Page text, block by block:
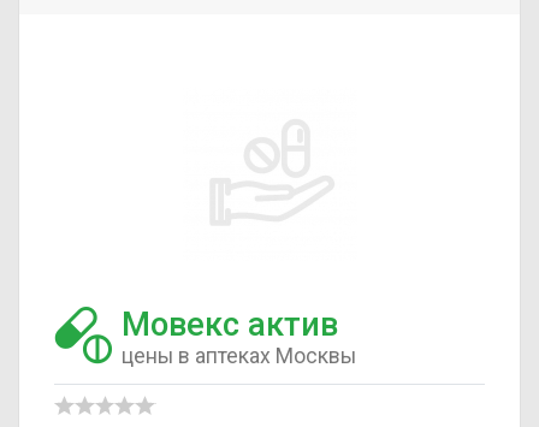
Мовекс актив
цены в аптеках Москвы